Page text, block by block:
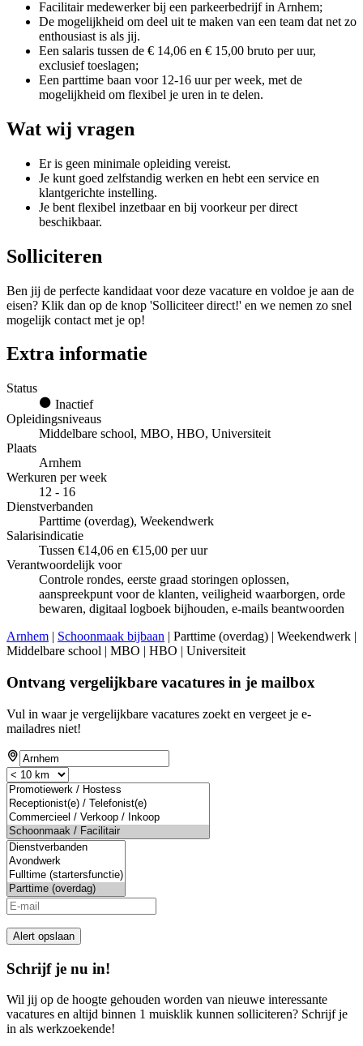
Facilitair medewerker bij een parkeerbedrijf in Arnhem;
De mogelijkheid om deel uit te maken van een team dat net zo
enthousiast is als jij.
Een salaris tussen de € 14,06 en € 15,00 bruto per uur,
exclusief toeslagen;
Een parttime baan voor 12-16 uur per week, met de
mogelijkheid om flexibel je uren in te delen.
Wat wij vragen
Er is geen minimale opleiding vereist.
Je kunt goed zelfstandig werken en hebt een service en
klantgerichte instelling.
Je bent flexibel inzetbaar en bij voorkeur per direct
beschikbaar.
Solliciteren
Ben jij de perfecte kandidaat voor deze vacature en voldoe je aan de
eisen? Klik dan op de knop 'Solliciteer direct!' en we nemen zo snel
mogelijk contact met je op!
Extra informatie
Status
Inactief
Opleidingsniveaus
Middelbare school, MBO, HBO, Universiteit
Plaats
Arnhem
Werkuren per week
12 - 16
Dienstverbanden
Parttime (overdag), Weekendwerk
Salarisindicatie
Tussen €14,06 en €15,00 per uur
Verantwoordelijk voor
Controle rondes, eerste graad storingen oplossen,
aanspreekpunt voor de klanten, veiligheid waarborgen, orde
bewaren, digitaal logboek bijhouden, e-mails beantwoorden
Arnhem | Schoonmaak bijbaan | Parttime (overdag) | Weekendwerk |
Middelbare school | MBO | HBO | Universiteit
Ontvang vergelijkbare vacatures in je mailbox
Vul in waar je vergelijkbare vacatures zoekt en vergeet je e-
mailadres niet!
Alert opslaan
Schrijf je nu in!
Wil jij op de hoogte gehouden worden van nieuwe interessante
vacatures en altijd binnen 1 muisklik kunnen solliciteren? Schrijf je
in als werkzoekende!